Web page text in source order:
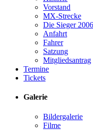
Vorstand
MX-Strecke
Die Sieger
Anfahrt
Fahrer
Satzung
Mitgliedsantrag
Termine
Tickets
Galerie
Bildergalerie
Filme